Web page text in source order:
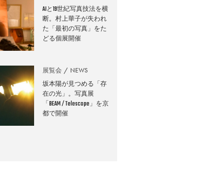
AIと19世紀写真技法を横
断。村上華子が失われ
た「最初の写真」をた
どる個展開催
展覧会 NEWS
坂本陽が見つめる「存
在の光」。写真展
「BEAM / Telescope」を京
都で開催